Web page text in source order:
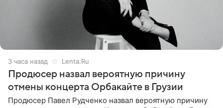
3 часа назад Lenta.Ru
Продюсер назвал вероятную причину
отмены концерта Орбакайте в Грузии
Продюсер Павел Рудченко назвал вероятную причину